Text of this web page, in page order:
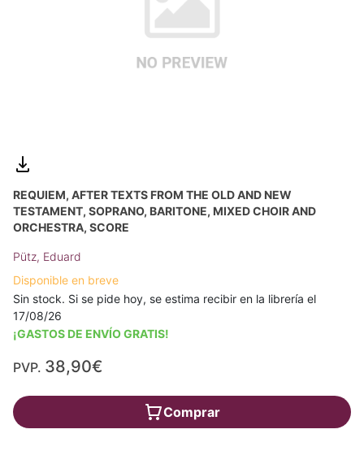
REQUIEM, AFTER TEXTS FROM THE OLD AND NEW
TESTAMENT, SOPRANO, BARITONE, MIXED CHOIR AND
ORCHESTRA, SCORE
Pütz, Eduard
Disponible en breve
Sin stock. Si se pide hoy, se estima recibir en la librería el
17/08/26
¡GASTOS DE ENVÍO GRATIS!
PVP. 38,90€
Comprar